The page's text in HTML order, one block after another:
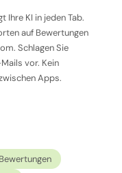
KI in jeden Tab.
auf Bewertungen
Schlagen Sie
vor. Kein
Apps.